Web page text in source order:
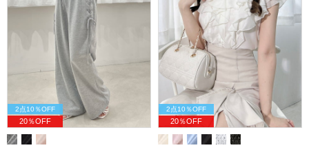
2点10％OFF
20％OFF
2点10％OFF
20％OFF